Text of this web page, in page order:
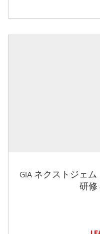
GIA ネクストジェ
研修